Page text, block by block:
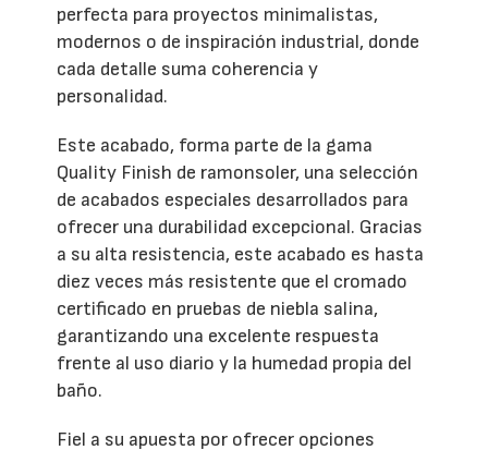
perfecta para proyectos minimalistas,
modernos o de inspiración industrial, donde
cada detalle suma coherencia y
personalidad.
Este acabado, forma parte de la gama
Quality Finish de ramonsoler, una selección
de acabados especiales desarrollados para
ofrecer una durabilidad excepcional. Gracias
a su alta resistencia, este acabado es hasta
diez veces más resistente que el cromado
certificado en pruebas de niebla salina,
garantizando una excelente respuesta
frente al uso diario y la humedad propia del
baño.
Fiel a su apuesta por ofrecer opciones